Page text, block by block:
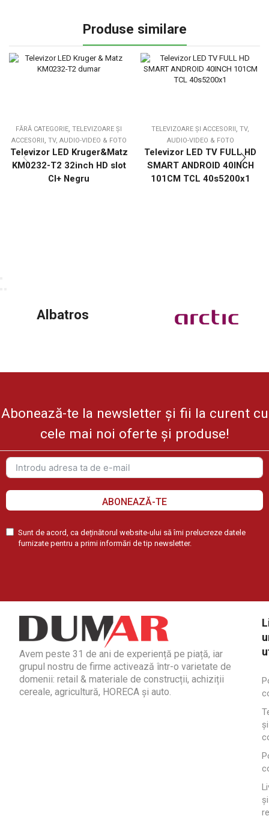
Produse similare
FĂRĂ CATEGORIE, TELEVIZOARE ȘI
ACCESORII
, TV, AUDIO-VIDEO & FOTO
Televizor LED Kruger&Matz
KM0232-T2 32inch HD slot
CI+ Negru
TELEVIZOARE ȘI ACCESORII , TV,
AUDIO-VIDEO & FOTO
Televizor LED TV FULL HD
SMART ANDROID 40INCH
101CM TCL 40s5200x1
Albatros
Abonează-te la newsletter și fii la curent cu
cele mai noi oferte și produse!
ABONEAZĂ-TE
Sunt de acord, ca deținătorul website-ului să îmi prelucreze datele
furnizate pentru a primi informări de tip newsletter.
Avem peste 31 de ani de experiență pe piață, iar
grupul nostru de firme activează într-o varietate de
domenii: retail & materiale de construcții, achiziții
cereale, agricultură, HORECA și auto.
și
și